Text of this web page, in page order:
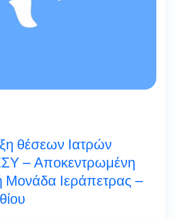
θέσεων Ιατρών
– Αποκεντρωμένη
Μονάδα Ιεράπετρας –